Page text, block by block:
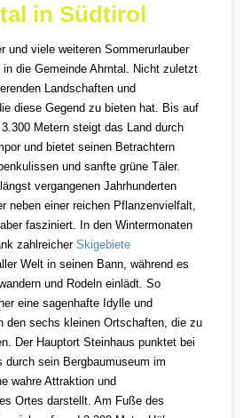
in Südtirol
und viele weiteren Sommerurlauber
die Gemeinde Ahrntal. Nicht zuletzt
Landschaften und
diese Gegend zu bieten hat. Bis auf
Metern steigt das Land durch
und bietet seinen Betrachtern
und sanfte grüne Täler.
vergangenen Jahrhunderten
neben einer reichen Pflanzenvielfalt,
fasziniert. In den Wintermonaten
zahlreicherSkigebiete
Welt in seinen Bann, während es
und Rodeln einlädt. So
eine sagenhafte Idylle und
den sechs kleinen Ortschaften, die zu
Der Hauptort Steinhaus punktet bei
durch sein Bergbaumuseum im
wahre Attraktion und
Ortes darstellt. Am Fuße des